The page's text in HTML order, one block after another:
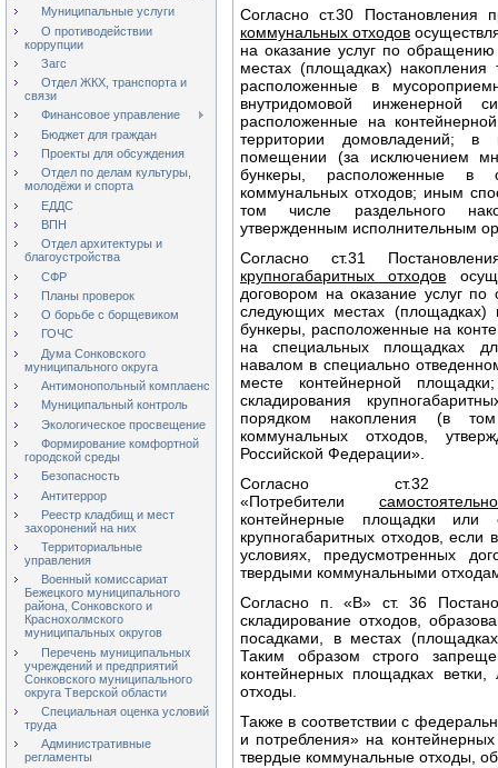
Муниципальные услуги
О противодействии
коррупции
Загс
Отдел ЖКХ, транспорта и
связи
Финансовое управление
Бюджет для граждан
Проекты для обсуждения
Отдел по делам культуры,
молодёжи и спорта
ЕДДС
ВПН
Отдел архитектуры и
благоустройства
СФР
Планы проверок
О борьбе с борщевиком
ГОЧС
Дума Сонковского
муниципального округа
Антимонопольный комплаенс
Муниципальный контроль
Экологическое просвещение
Формирование комфортной
городской среды
Безопасность
Антитеррор
Реестр кладбищ и мест
захоронений на них
Территориальные
управления
Военный комиссариат
Бежецкого муниципального
района, Сонковского и
Краснохолмского
муниципальных округов
Перечень муниципальных
учреждений и предприятий
Сонковского муниципального
округа Тверской области
Специальная оценка условий
труда
Административные
регламенты
Согласно ст.30 Постановления
коммунальных отходов
на оказание услуг по
местах (площадках) накопления
расположенные в
внутридомовой
расположенные на
территории домовладений; в
помещении (за исключением
бункеры, расположенные в
коммунальных отходов; иным
том числе раздельного
утвержденным исполнительным
Согласно ст.31
крупногабаритных отходов
договором на оказание услуг
следующих местах (площадках)
бункеры, расположенные на
на специальных площадках
навалом в специально
месте контейнерной
складирования
порядком накопления (в
коммунальных отходов,
Российской Федерации».
Согласно ст.32
«Потребители
контейнерные площадки или
крупногабаритных отходов, если
условиях, предусмотренных
твердыми коммунальными
Согласно п. «В» ст. 36
складирование отходов,
посадками, в местах
Таким образом строго
контейнерных площадках ветки,
отходы.
Также в соответствии с
и потребления» на
твердые коммунальные отходы,